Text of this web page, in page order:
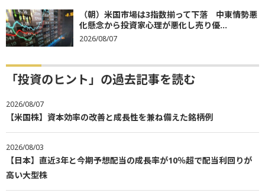
（朝）米国市場は3指数揃って下落 中東情勢悪
化懸念から投資家心理が悪化し売り優...
2026/08/07
「投資のヒント」の過去記事を読む
2026/08/07
【米国株】資本効率の改善と成長性を兼ね備えた銘柄例
2026/08/03
【日本】直近3年と今期予想配当の成長率が10％超で配当利回りが
高い大型株